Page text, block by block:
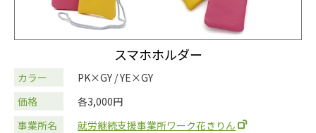
スマホホルダー
カラー
PK×GY / YE×GY
価格
各3,000円
事業所名
就労継続支援事業所ワーク花きりん